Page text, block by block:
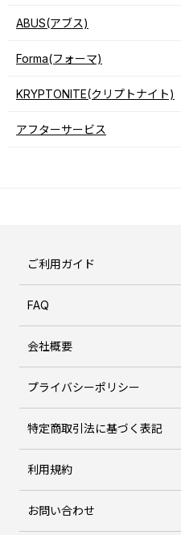
ABUS(アブス)
Forma(フォーマ)
KRYPTONITE(クリプトナイト)
アフターサービス
ご利用ガイド
FAQ
会社概要
プライバシーポリシー
特定商取引法に基づく表記
利用規約
お問い合わせ